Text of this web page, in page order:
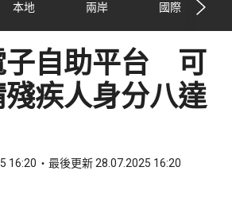
本地 兩岸 國際
子自助平台 可
疾人身分八達
16:20 最後更新 28.07.2025 16:20